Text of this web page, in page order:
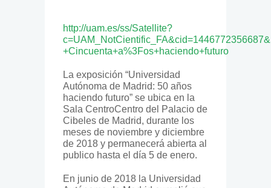
http://uam.es/ss/Satellite?
+Cincuenta+a%3Fos+haciendo+futuro
La exposición “Universidad
Autónoma de Madrid: 50 años
haciendo futuro” se ubica en la
Sala CentroCentro del Palacio de
Cibeles de Madrid, durante los
meses de noviembre y diciembre
de 2018 y permanecerá abierta al
publico hasta el día 5 de enero.
En junio de 2018 la Universidad